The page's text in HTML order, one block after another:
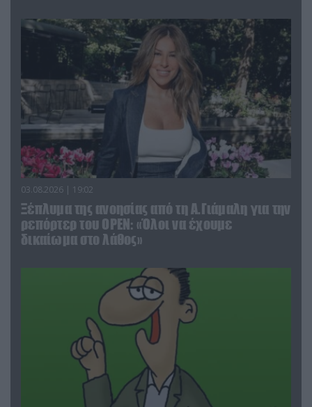
03.08.2026 | 19:02
Ξέπλυμα της ανοησίας από τη Α.Γιάμαλη για την
ρεπόρτερ του ΟΡΕΝ: «Όλοι να έχουμε
δικαίωμα στο λάθος»